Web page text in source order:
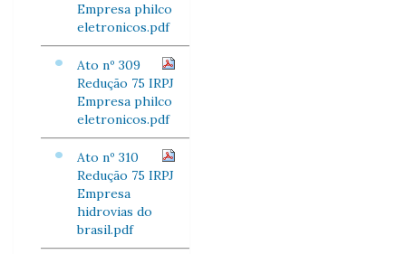
Empresa philco
eletronicos.pdf
Ato nº 309
Redução 75 IRPJ
Empresa philco
eletronicos.pdf
Ato nº 310
Redução 75 IRPJ
Empresa
hidrovias do
brasil.pdf